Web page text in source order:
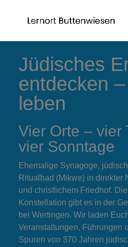
Jüdisches
entdecken
leben
Vier Orte – vier
vier Sonntage
Ehemalige Synagoge,
Ritualbad (Mikwe) in direkter
und christlichem Friedhof.
Konstellation gibt es in der
bei Wertingen. Wir laden
Veranstaltungen, Führungen
Spuren von 370 Jahren